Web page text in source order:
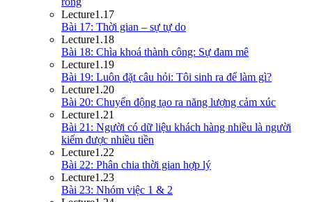
Lecture1.17
Bài 17: Thời gian – sự tự do
Lecture1.18
Bài 18: Chìa khoá thành công: Sự đam mê
Lecture1.19
Bài 19: Luôn đặt câu hỏi: Tôi sinh ra để làm gì?
Lecture1.20
Bài 20: Chuyển động tạo ra năng lượng cảm xúc
Lecture1.21
Bài 21: Người có dữ liệu khách hàng nhiều là người
kiếm được nhiều tiền
Lecture1.22
Bài 22: Phân chia thời gian hợp lý
Lecture1.23
Bài 23: Nhóm việc 1 & 2